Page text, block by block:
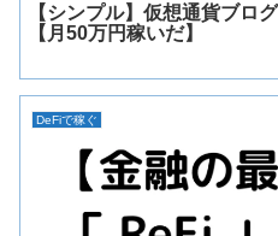
【シンプル】仮想通貨ブロ
【月50万円稼いだ】
DeFiで稼ぐ